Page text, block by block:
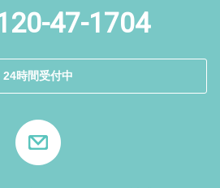
47-1704
24時間受付中